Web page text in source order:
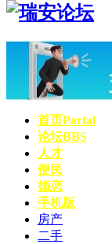
首页Portal
论坛BBS
人才
便民
婚恋
手机版
房产
二手